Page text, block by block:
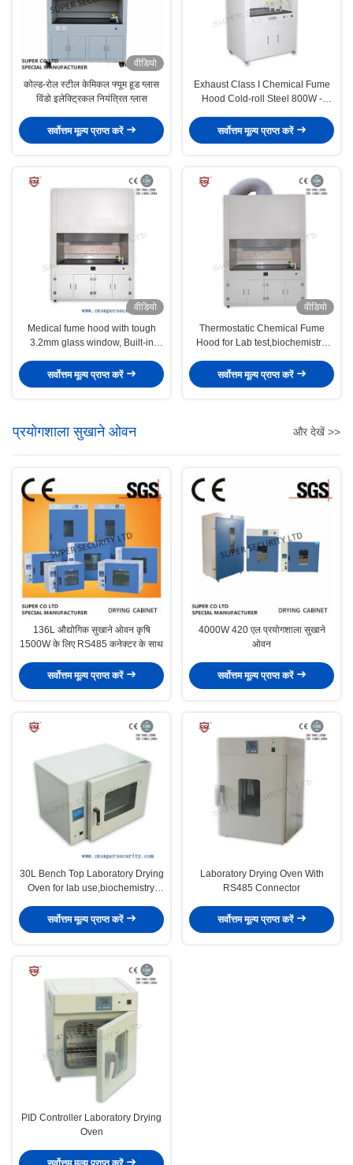
वीडियो
कोल्ड-रोल स्टील केमिकल फ्यूम हूड ग्लास
विंडो इलेक्ट्रिकल नियंत्रित ग्लास
सर्वोत्तम मूल्य प्राप्त करें
​Exhaust Class I Chemical Fume
Hood Cold-roll Steel 800W -
सर्वोत्तम मूल्य प्राप्त करें
वीडियो
Medical fume hood with tough
3.2mm glass window, Built-in
सर्वोत्तम मूल्य प्राप्त करें
वीडियो
Thermostatic Chemical Fume
Hood for Lab test,biochemistry,
chemicals
सर्वोत्तम मूल्य प्राप्त करें
प्रयोगशाला सुखाने ओवन और देखें >>
136L औद्योगिक सुखाने ओवन कृषि
1500W के लिए RS485 कनेक्टर के साथ
सर्वोत्तम मूल्य प्राप्त करें
4000W 420 एल प्रयोगशाला सुखाने
ओवन
सर्वोत्तम मूल्य प्राप्त करें
30L Bench Top Laboratory Drying
Oven for lab use,biochemistry,
सर्वोत्तम मूल्य प्राप्त करें
Laboratory Drying Oven With
RS485 Connector
सर्वोत्तम मूल्य प्राप्त करें
PID Controller Laboratory Drying
Oven